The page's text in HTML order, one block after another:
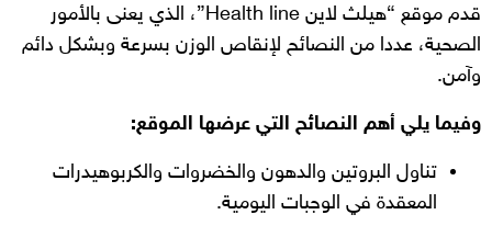
قدم موقع “هيلث لاين Health line”، الذي يعنى بالأمور
الصحية، عددا من النصائح لإنقاص الوزن بسرعة وبشكل دائم
وآمن.
وفيما يلي أهم النصائح التي عرضها الموقع:
تناول البروتين والدهون والخضروات والكربوهيدرات
المعقدة في الوجبات اليومية.